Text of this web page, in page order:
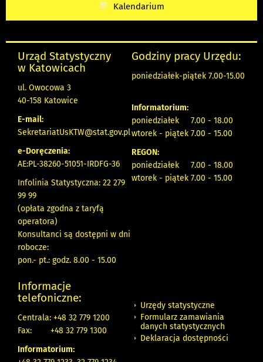
Kalendarium
Urząd Statystyczny
w Katowicach
ul. Owocowa 3
40-158 Katowice
E-mail:
SekretariatUsKTW@stat.gov.pl
e-Doręczenia:
AE:PL-38260-51051-IRDFG-36
Infolinia Statystyczna: 22 279
99 99
(opłata zgodna z taryfą
operatora)
Konsultanci są dostępni w dni
robocze:
pon.- pt.: godz. 8.00 - 15.00
Godziny pracy Urzędu:
poniedziałek-piątek 7.00-15.00
Informatorium:
poniedziałek 7.00 - 18.00
wtorek - piątek 7.00 - 15.00
REGON:
poniedziałek 7.00 - 18.00
wtorek - piątek 7.00 - 15.00
Informacje
telefoniczne:
Centrala: +48 32 779 1200
Fax:
+48 32 779 1300
Informatorium:
Urzędy statystyczne
Formularz zamawiania
danych statystycznych
Deklaracja dostępności